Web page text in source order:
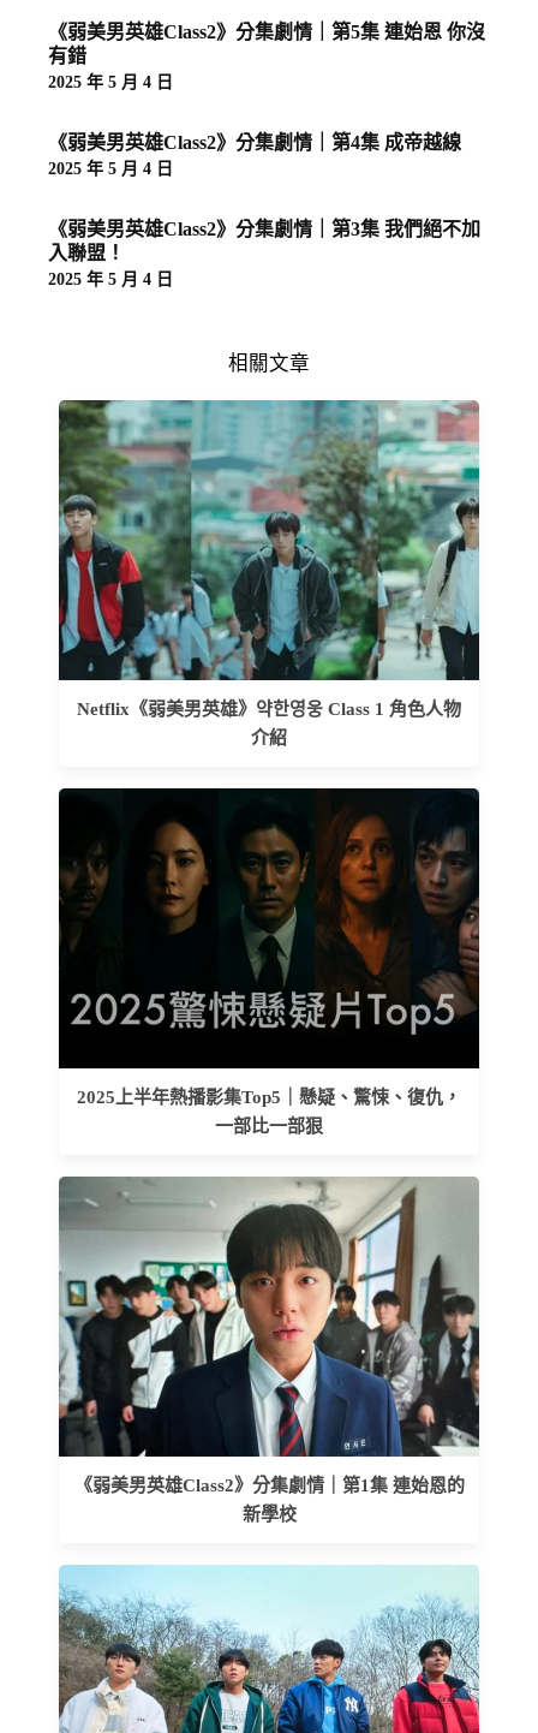
《弱美男英雄Class2》分集劇情｜第5集 連始恩 你沒
有錯
2025 年 5 月 4 日
《弱美男英雄Class2》分集劇情｜第4集 成帝越線
2025 年 5 月 4 日
《弱美男英雄Class2》分集劇情｜第3集 我們絕不加
入聯盟！
2025 年 5 月 4 日
相關文章
Netflix《弱美男英雄》약한영웅 Class 1 角色人物
介紹
2025上半年熱播影集Top5｜懸疑、驚悚、復仇，
一部比一部狠
《弱美男英雄Class2》分集劇情｜第1集 連始恩的
新學校